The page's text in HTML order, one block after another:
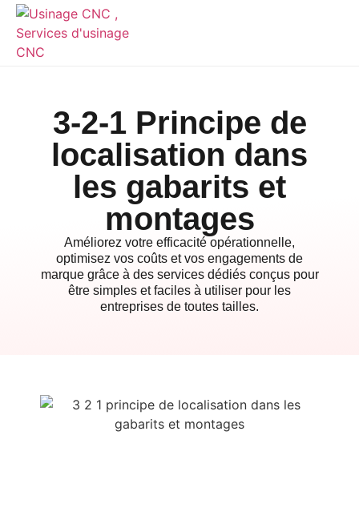
3-2-1 Principe de
localisation dans
les gabarits et
montages
Améliorez votre efficacité opérationnelle,
optimisez vos coûts et vos engagements de
marque grâce à des services dédiés conçus pour
être simples et faciles à utiliser pour les
entreprises de toutes tailles.